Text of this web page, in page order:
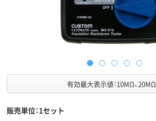
有効最大表示値：10MΩ、20MΩ
販売単位：1セット